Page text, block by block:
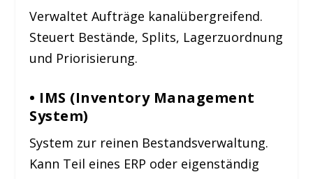
Verwaltet Aufträge kanalübergreifend.
Steuert Bestände, Splits, Lagerzuordnung
und Priorisierung.
• IMS (Inventory Management
System)
System zur reinen Bestandsverwaltung.
Kann Teil eines ERP oder eigenständig